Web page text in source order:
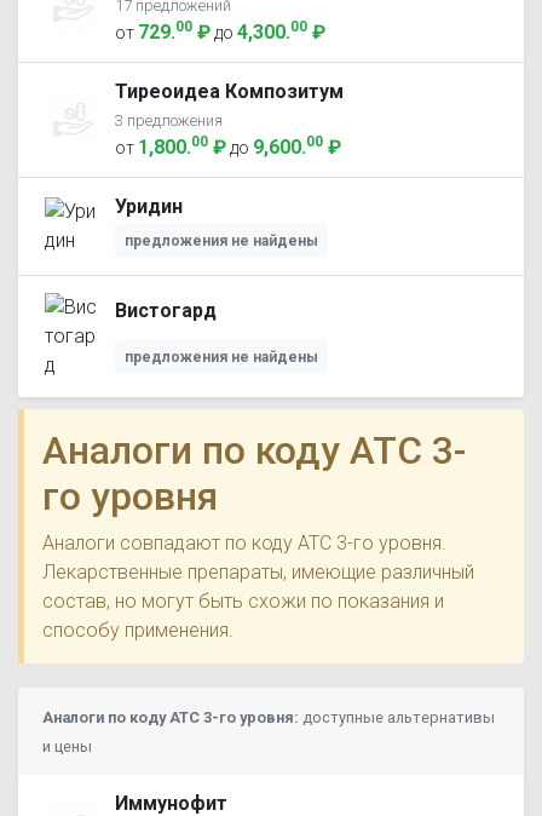
17 предложений
от 729.00 ₽ до 4,300.00 ₽
Тиреоидеа Композитум
3 предложения
от 1,800.00 ₽ до 9,600.00 ₽
Уридин
предложения не найдены
Вистогард
предложения не найдены
Аналоги по коду ATC 3-
го уровня
Аналоги совпадают по коду ATC 3-го уровня.
Лекарственные препараты, имеющие различный
состав, но могут быть схожи по показания и
способу применения.
Аналоги по коду ATC 3-го уровня: доступные альтернативы
и цены
Иммунофит